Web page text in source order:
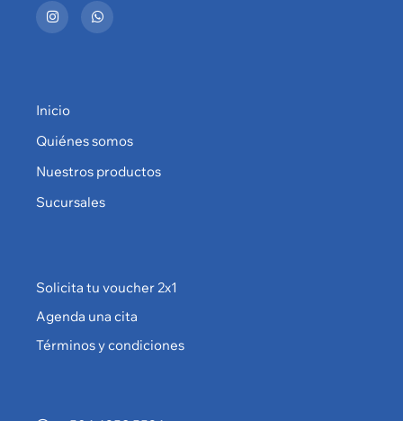
Inicio
Quiénes somos
Nuestros productos
Sucursales
Solicita tu voucher 2x1
Agenda una cita
Términos y condiciones